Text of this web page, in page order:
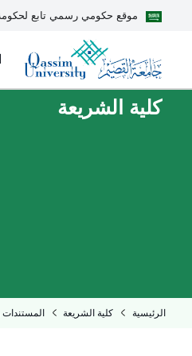
موقع حكومي رسمي تابع لحكومة
كلية الشريعة
الرئيسية كلية الشريعة